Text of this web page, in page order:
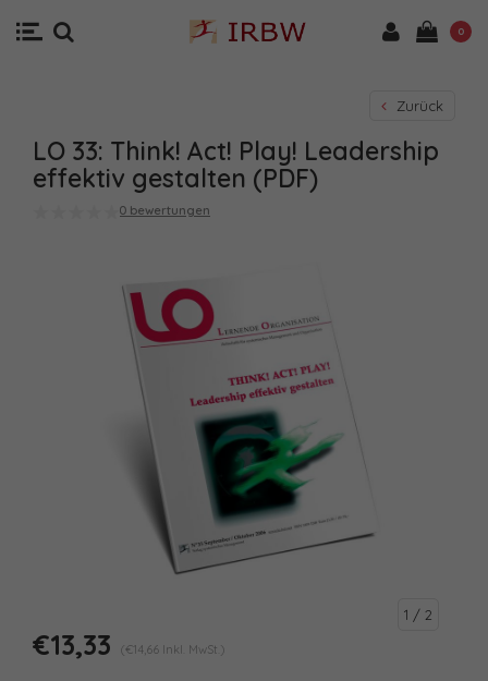
0
Zurück
LO 33: Think! Act! Play! Leadership
effektiv gestalten (PDF)
0 bewertungen
1 / 2
€13,33 (€14,66 Inkl. MwSt.)